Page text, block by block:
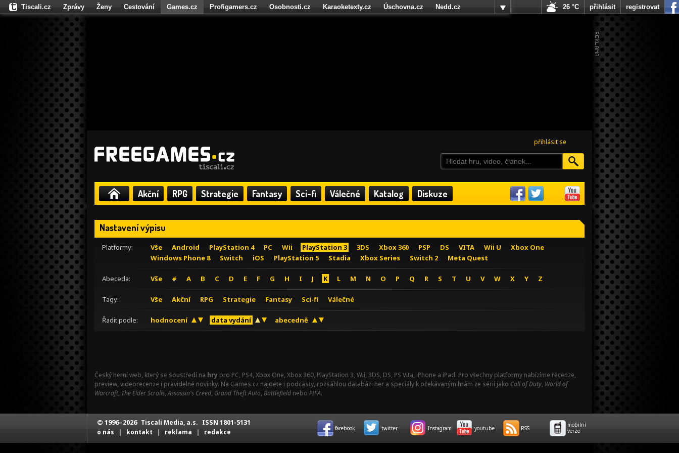
přihlásit se
Akční RPG Strategie Fantasy Sci-fi Válečné Katalog Diskuze
Nastavení výpisu
Platformy: Vše Android PlayStation 4 PC Wii PlayStation 3 3DS Xbox 360 PSP DS VITA Wii U
Xbox One
Windows Phone 8
Switch iOS PlayStation 5 Stadia Xbox Series Switch 2 Meta Quest
Abeceda: Vše # A B C D E F G H I J K L M N O P Q R S T U V W X Y Z
Tagy: Vše Akční RPG Strategie Fantasy Sci-fi Válečné
Řadit podle: hodnocení data vydání abecedně
Český herní web, který se soustředí na hry pro PC, PS4, Xbox One, Xbox 360, PlayStation 3, Wii, 3DS, DS, PS Vita, iPhone a iPad. Pro všechny platformy nabízíme recenze,
preview, videorecenze i pravidelné novinky. Na Games.cz najdete i podcasty, rozsáhlou databázi her a speciály k očekávaným hrám ze sérií jako Call of Duty, World of
Warcraft, The Elder Scrolls,Assassin's Creed, Grand Theft Auto, Battlefield nebo FIFA.
Tiscali.cz Zprávy Ženy Cestování Games.cz Profigamers.cz Osobnosti.cz Karaoketexty.cz Úschovna.cz
Nedd.cz
Fights.cz
26 °C přihlásit registrovat
© 1996–2026 Tiscali Media, a.s. ISSN 1801-5131
o nás | kontakt | reklama | redakce facebook twitter Instagram youtube RSS
mobilní
verze